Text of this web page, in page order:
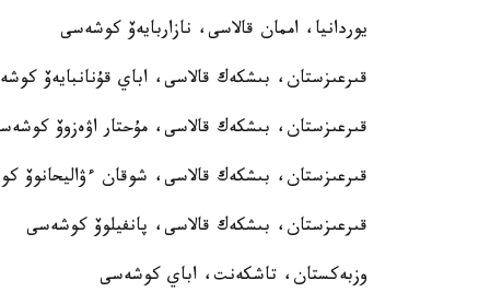
يوردانيا، اممان قالاسى، نازاربايەۆ كوشەسى
قىرعىزستان، بىشكەك قالاسى، اباي قۇنانبايەۆ
قىرعىزستان، بىشكەك قالاسى، مۇحتار اۋەزوۆ
قىرعىزستان، بىشكەك قالاسى، شوقان ءۋاليحانوۆ
قىرعىزستان، بىشكەك قالاسى، پانفيلوۆ كوشەسى
وزبەكستان، تاشكەنت، اباي كوشەسى